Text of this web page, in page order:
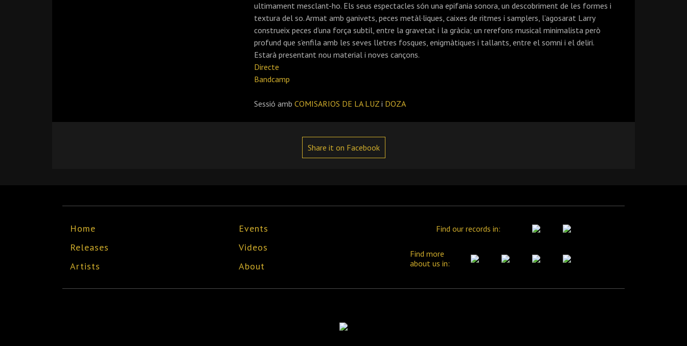
ultimament mesclant-ho. Els seus espectacles són una epifania sonora, un descobriment de les formes i
textura del so. Armat amb ganivets, peces metàl·liques, caixes de ritmes i samplers, l’agosarat Larry
construeix peces d’una força subtil, entre la gravetat i la gràcia; un rerefons musical minimalista però
profund que s’enfila amb les seves lletres fosques, enigmàtiques i tallants, entre el somni i el deliri.
Estarà presentant nou material i noves cançons.
Directe
Bandcamp
Sessió amb COMISARIOS DE LA LUZ i DOZA
Share it on Facebook
Home
Releases
Artists
Events
Videos
About
Find our records in:
Find more
about us in: